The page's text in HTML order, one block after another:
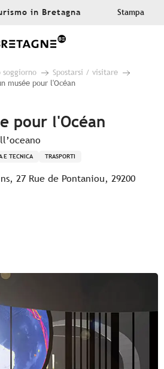
in Bretagna Stampa
soggiorno
Spostarsi / visitare
musée pour l'Océan
pour l'Océan
E TECNICA TRASPORTI
27 Rue de Pontaniou, 29200
aux favoris